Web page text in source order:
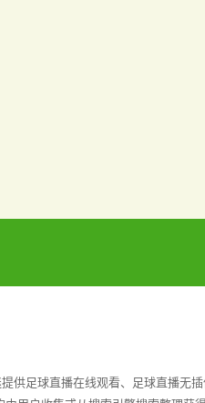
供足球直播在线观看、足球直播无